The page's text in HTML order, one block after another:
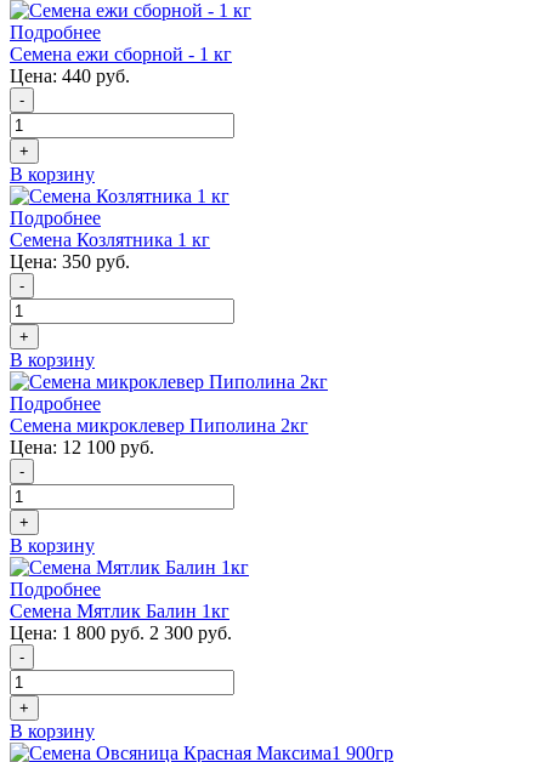
Подробнее
Семена ежи сборной - 1 кг
Цена: 440 руб.
-
+
В корзину
Подробнее
Семена Козлятника 1 кг
Цена: 350 руб.
-
+
В корзину
Подробнее
Семена микроклевер Пиполина 2кг
Цена: 12 100 руб.
-
+
В корзину
Подробнее
Семена Мятлик Балин 1кг
Цена: 1 800 руб. 2 300 руб.
-
+
В корзину